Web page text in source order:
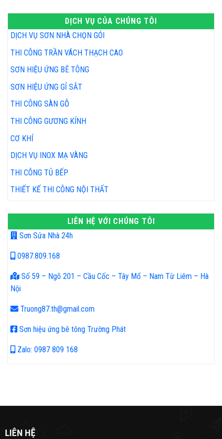
DỊCH VỤ CỦA CHÚNG TÔI
DỊCH VỤ SƠN NHÀ CHỌN GÓI
THI CÔNG TRẦN VÁCH THẠCH CAO
SƠN HIỆU ỨNG BÊ TÔNG
SƠN HIỆU ỨNG GỈ SẮT
THI CÔNG SÀN GỖ
THI CÔNG GƯƠNG KÍNH
CƠ KHÍ
DỊCH VỤ INOX MẠ VÀNG
THI CÔNG TỦ BẾP
THIẾT KẾ THI CÔNG NỘI THẤT
LIÊN HỆ VỚI CHÚNG TÔI
Sơn Sửa Nhà 24h
0987.809.168
Số 59 – Ngõ 201 – Cầu Cốc – Tây Mổ – Nam Từ Liêm – Hà
Nội
Truong87.th@gmail.com
Sơn hiệu ứng bê tông Trường Phát
Zalo: 0987 809 168
LIÊN HỆ